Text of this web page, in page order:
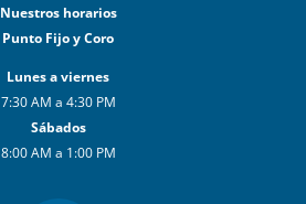
Nuestros horarios
Punto Fijo y Coro
Lunes a viernes
7:30 AM a 4:30 PM
Sábados
8:00 AM a 1:00 PM